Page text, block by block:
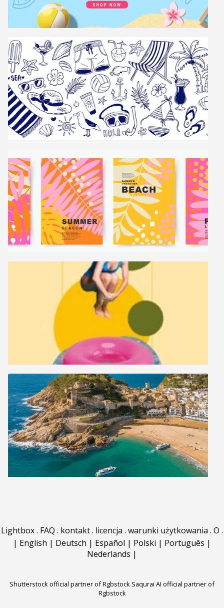
Lightbox. FAQ . kontakt. licencja . warunki użytkowania . O .
| English | Deutsch | Español | Polski | Português |
Nederlands |
Shutterstock official partner of Rgbstock Saqurai AI official partner of
Rgbstock